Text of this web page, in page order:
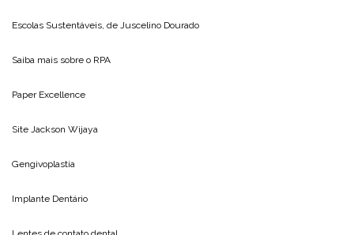
Escolas Sustentáveis, de Juscelino Dourado
Saiba mais sobre o RPA
Paper Excellence
Site Jackson Wijaya
Gengivoplastia
Implante Dentário